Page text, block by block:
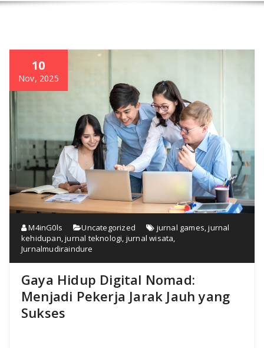
10
Nov, 2025
M4inG0ls Uncategorized jurnal games,jurnal
kehidupan,jurnal teknologi, jurnal wisata,
Jurnalmudiraindure
Gaya Hidup Digital Nomad:
Menjadi Pekerja Jarak Jauh yang
Sukses